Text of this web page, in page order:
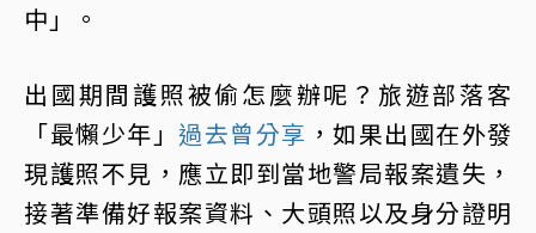
中」。
出國期間護照被偷怎麼辦呢？旅遊部落客
「最懶少年」 過去曾分享 ，如果出國在外發
現護照不見，應立即到當地警局報案遺失，
接著準備好報案資料、大頭照以及身分證明